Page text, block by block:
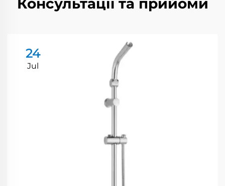
Консультації та прийоми
24
Jul